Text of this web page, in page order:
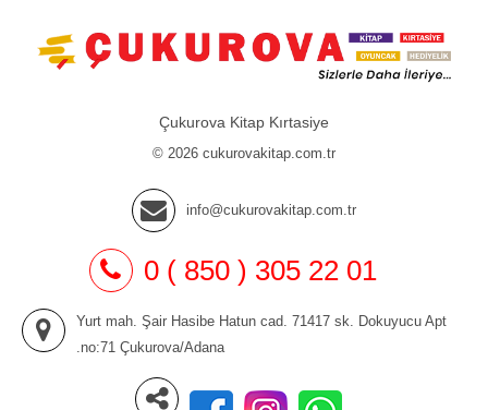
Çukurova Kitap Kırtasiye
© 2026 cukurovakitap.com.tr
info@cukurovakitap.com.tr
0 ( 850 ) 305 22 01
Yurt mah. Şair Hasibe Hatun cad. 71417 sk. Dokuyucu Apt
.no:71 Çukurova/Adana